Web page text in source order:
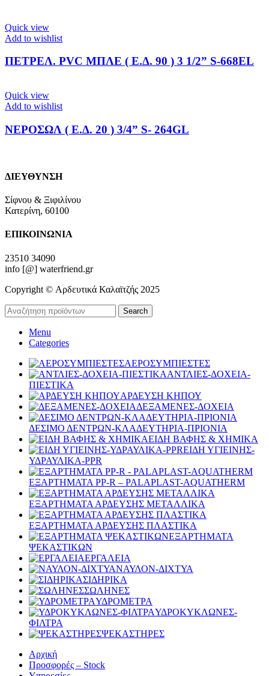
Quick view
Add to wishlist
ΠΕΤΡΕΛ. PVC ΜΠΛΕ ( Ε.Δ. 90 ) 3 1/2” S-668EL
Quick view
Add to wishlist
ΝΕΡΟΣΩΛ ( Ε.Δ. 20 ) 3/4” S- 264GL
ΔΙΕΥΘΥΝΣΗ
Σίφνου & Ξιφιλίνου
Κατερίνη, 60100
ΕΠΙΚΟΙΝΩΝΙΑ
23510 34090
info [@] waterfriend.gr
Copyright © Αρδευτικά Καλαϊτζής 2025
Search
Menu
Categories
ΑΕΡΟΣΥΜΠΙΕΣΤΕΣ
ΑΝΤΛΙΕΣ-ΔΟΧΕΙΑ-
ΠΙΕΣΤΙΚΑ
ΑΡΔΕΥΣΗ ΚΗΠΟΥ
ΔΕΞΑΜΕΝΕΣ-ΔΟΧΕΙΑ
ΔΕΣΙΜΟ ΔΕΝΤΡΩΝ-ΚΛΑΔΕΥΤΗΡΙΑ-ΠΡΙΟΝΙΑ
ΕΙΔΗ ΒΑΦΗΣ & ΧΗΜΙΚΑ
ΕΙΔΗ ΥΓΙΕΙΝΗΣ-
ΥΔΡΑΥΛΙΚΑ-PPR
ΕΞΑΡΤΗΜΑΤΑ PP-R – PALAPLAST-AQUATHERM
ΕΞΑΡΤΗΜΑΤΑ ΑΡΔΕΥΣΗΣ ΜΕΤΑΛΛΙΚΑ
ΕΞΑΡΤΗΜΑΤΑ ΑΡΔΕΥΣΗΣ ΠΛΑΣΤΙΚΑ
ΕΞΑΡΤΗΜΑΤΑ
ΨΕΚΑΣΤΙΚΩΝ
ΕΡΓΑΛΕΙΑ
ΝΑΥΛΟΝ-ΔΙΧΤΥΑ
ΣΙΔΗΡΙΚΑ
ΣΩΛΗΝΕΣ
ΥΔΡΟΜΕΤΡΑ
ΥΔΡΟΚΥΚΛΩΝΕΣ-
ΦΙΛΤΡΑ
ΨΕΚΑΣΤΗΡΕΣ
Αρχική
Προσφορές – Stock